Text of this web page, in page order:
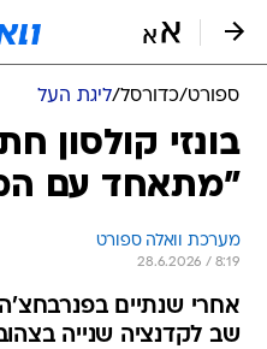
ספורט/כדורסל/ליגת העל
בונזי קולסון
"מתאחד עם
מערכת וואלה ספורט
28.6.2026 / 8:19
אחרי שנתיים בפנרבחצ'ה
שב לקדנציה שנייה